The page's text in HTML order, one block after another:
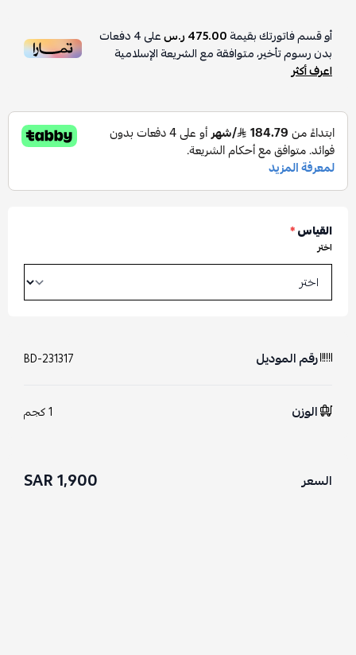
أو قسم فاتورتك بقيمة475.00 ر.س على4دفعات
بدون رسوم تأخير، متوافقة مع الشريعة الإسلامية
اعرف أكثر
القياس*
اختر
رقم الموديل BD-231317
الوزن 1 كجم
السعر 1,900 SAR